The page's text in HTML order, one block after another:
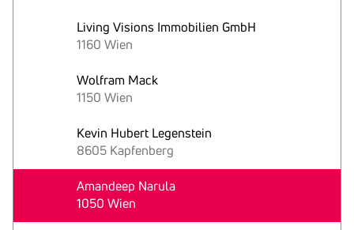
Living Visions Immobilien GmbH
1160 Wien
Wolfram Mack
1150 Wien
Kevin Hubert Legenstein
8605 Kapfenberg
Amandeep Narula
1050 Wien